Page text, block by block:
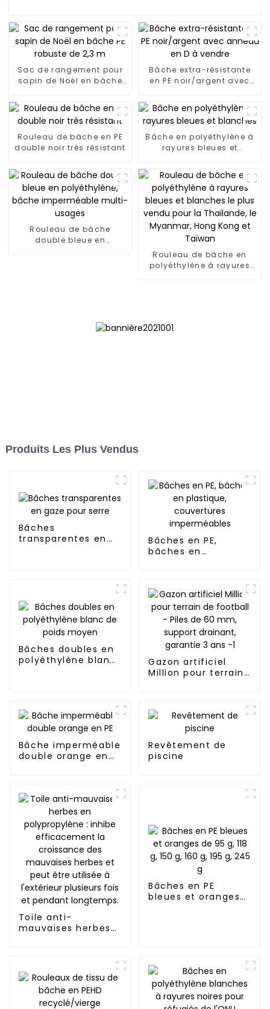
Sac de rangement pour
sapin de Noël en bâche
Bâche extra-résistante
en PE noir/argent avec
Rouleau de bâche en PE
double noir très résistant
Bâche en polyéthylène à
rayures bleues et
Rouleau de bâche
double bleue en
Rouleau de bâche en
polyéthylène à rayures
Produits Les Plus Vendus
Bâches
transparentes en
Bâches en PE,
bâches en
Bâches doubles en
polyéthylène blanc
Gazon artificiel
Million pour terrain
drainant, garantie 3
ans -1
Bâche imperméable
double orange en
Revêtement de
piscine
Toile anti-
mauvaises herbes
croissance des
mauvaises herbes
et peut être utilisée
à l'extérieur
Bâches en PE
bleues et oranges